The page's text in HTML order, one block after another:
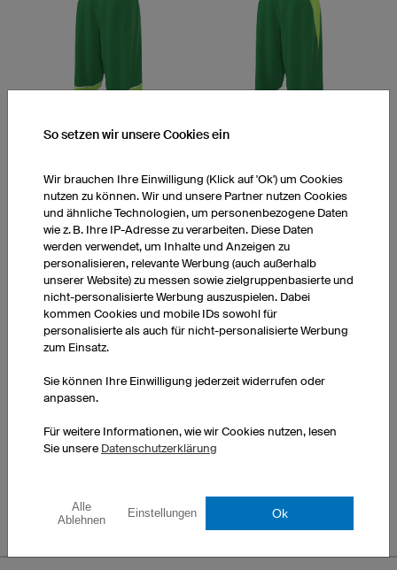
Advance Bridge
So setzen wir unsere Cookies ein
Wir brauchen Ihre Einwilligung (Klick auf 'Ok') um Cookies
nutzen zu können. Wir und unsere Partner nutzen Cookies
und ähnliche Technologien, um personenbezogene Daten
wie z. B. Ihre IP-Adresse zu verarbeiten. Diese Daten
werden verwendet, um Inhalte und Anzeigen zu
personalisieren, relevante Werbung (auch außerhalb
unserer Website) zu messen sowie zielgruppenbasierte und
nicht-personalisierte Werbung auszuspielen. Dabei
kommen Cookies und mobile IDs sowohl für
personalisierte als auch für nicht-personalisierte Werbung
zum Einsatz.
Sie können Ihre Einwilligung jederzeit widerrufen oder
anpassen.
Für weitere Informationen, wie wir Cookies nutzen, lesen
Sie unsere Datenschutzerklärung
Alle
Ablehnen
Einstellungen Ok